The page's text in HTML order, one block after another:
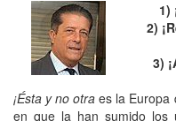
1)
2)
3)
¡Ésta y no otra es la Europa
en que la han sumido los